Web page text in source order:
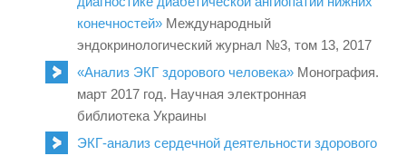
конечностей» Международный
эндокринологический журнал №3, том 13, 2017
«Анализ ЭКГ здорового человека» Монография.
март 2017 год. Научная электронная
библиотека Украины
ЭКГ-анализ сердечной деятельности здорового